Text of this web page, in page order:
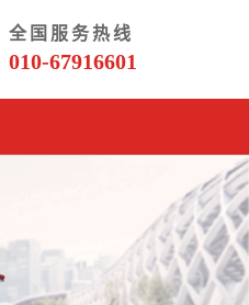
全国服务热线
010-67916601